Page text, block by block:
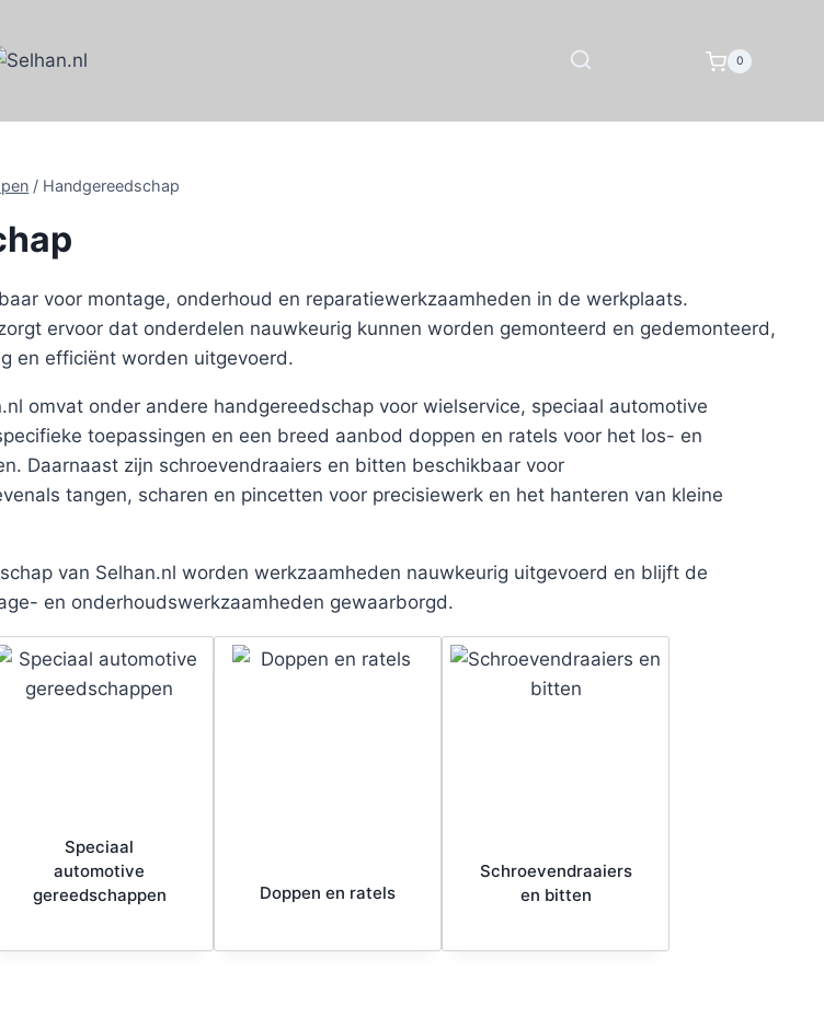
0
/ Handgereedschap
voor montage, onderhoud en reparatiewerkzaamheden in de werkplaats.
ervoor dat onderdelen nauwkeurig kunnen worden gemonteerd en gedemonteerd,
en efficiënt worden uitgevoerd.
omvat onder andere handgereedschap voor wielservice, speciaal automotive
toepassingen en een breed aanbod doppen en ratels voor het los- en
Daarnaast zijn schroevendraaiers en bitten beschikbaar voor
tangen, scharen en pincetten voor precisiewerk en het hanteren van kleine
van Selhan.nl worden werkzaamheden nauwkeurig uitgevoerd en blijft de
en onderhoudswerkzaamheden gewaarborgd.
Speciaal
automotive
gereedschappen
Doppen en ratels
Schroevendraaiers
en bitten